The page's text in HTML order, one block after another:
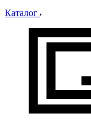
Каталог